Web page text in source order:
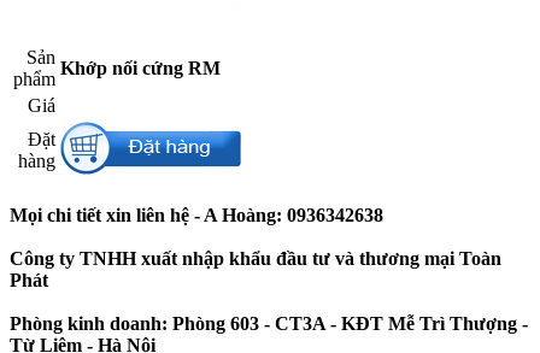
Sản
phẩm​
Khớp nối cứng RM
Giá​
Đặt
hàng​
Mọi chi tiết xin liên hệ - A Hoàng: 0936342638
Công ty TNHH xuất nhập khẩu đầu tư và thương mại Toàn
Phát
Phòng kinh doanh: Phòng 603 - CT3A - KĐT Mễ Trì Thượng -
Từ Liêm - Hà Nội